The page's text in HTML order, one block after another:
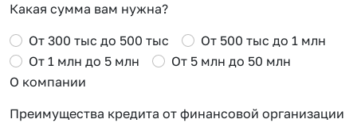
Какая сумма вам нужна?
От 300 тыс до 500 тыс
От 500 тыс до 1 млн
От 1 млн до 5 млн
От 5 млн до 50 млн
О компании
Преимущества кредита от финансовой организации